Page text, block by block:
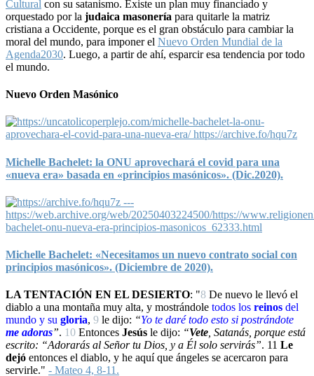
Cultural con su satanismo. Existe un plan muy financiado y
orquestado por la judaica masonería para quitarle la matriz
cristiana a Occidente, porque es el gran obstáculo para cambiar la
moral del mundo, para imponer el Nuevo Orden Mundial de la
Agenda2030. Luego, a partir de ahí, esparcir esa tendencia por todo
el mundo.
Nuevo Orden Masónico
Michelle Bachelet: la ONU aprovechará el covid para una
«nueva era» basada en «principios masónicos». (Dic.2020).
Michelle Bachelet: «Necesitamos un nuevo contrato social con
principios masónicos». (Diciembre de 2020).
LA TENTACIÓN EN EL DESIERTO: "8 De nuevo le llevó el
diablo a una montaña muy alta, y mostrándole todos los reinos del
mundo y su gloria, 9 le dijo: “Yo te daré todo esto si postrándote
me adoras”. 10 Entonces Jesús le dijo: “Vete, Satanás, porque está
escrito: “Adorarás al Señor tu Dios, y a Él solo servirás”. 11 Le
dejó entonces el diablo, y he aquí que ángeles se acercaron para
servirle." - Mateo 4, 8-11.